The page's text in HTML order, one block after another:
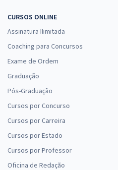
CURSOS ONLINE
Assinatura Ilimitada
Coaching para Concursos
Exame de Ordem
Graduação
Pós-Graduação
Cursos por Concurso
Cursos por Carreira
Cursos por Estado
Cursos por Professor
Oficina de Redação